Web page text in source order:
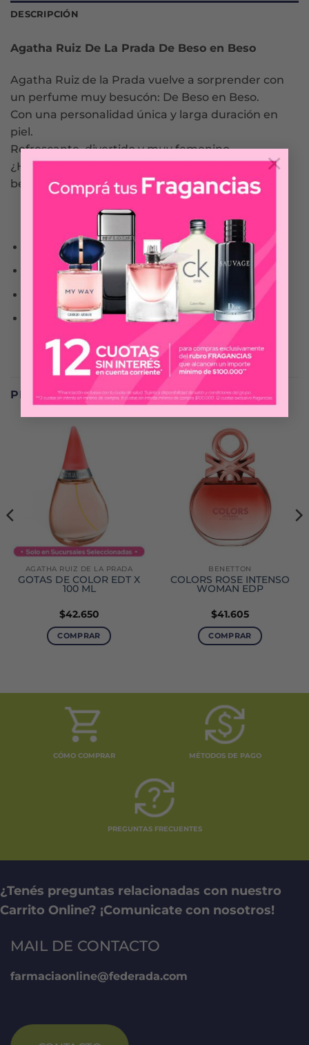
×
DESCRIPCIÓN
Agatha Ruiz De La Prada De Beso en Beso
Agatha Ruiz de la Prada vuelve a sorprender con
un perfume muy besucón: De Beso en Beso.
Con una personalidad única y larga duración en
piel.
Refrescante, divertido y muy femenino.
¿Hay algo mejor que un gran beso?… ¡muchos
besos!
Notas de Salida: Bergamota, Pimienta rosa
Notas de Corazón: Pétalos de rosa, Gardenia
Notas de Fondo: Sándalo, Chantilly
Aroma: Floral, gustativo
PRODUCTOS RELACIONADOS
AGATHA RUIZ DE LA PRADA
GOTAS DE COLOR EDT X
100 ML
$42.650
COMPRAR
BENETTON
COLORS ROSE INTENSO
WOMAN EDP
$41.605
COMPRAR
CÓMO COMPRAR MÉTODOS DE PAGO
PREGUNTAS FRECUENTES
¿Tenés preguntas relacionadas con nuestro
Carrito Online? ¡Comunicate con nosotros!
MAIL DE CONTACTO
farmaciaonline@federada.com